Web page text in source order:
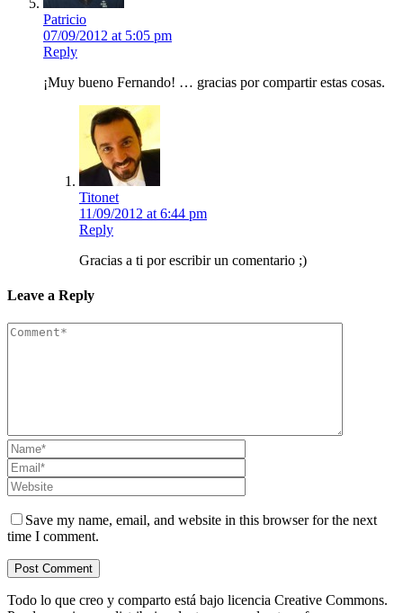
Patricio
07/09/2012 at 5:05 pm
Reply
¡Muy bueno Fernando! … gracias por compartir estas cosas.
Titonet
11/09/2012 at 6:44 pm
Reply
Gracias a ti por escribir un comentario ;)
Leave a Reply
Save my name, email, and website in this browser for the next
time I comment.
Todo lo que creo y comparto está bajo licencia Creative Commons.